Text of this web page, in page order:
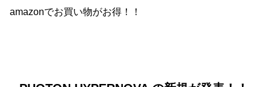
amazonでお買い物がお得！！